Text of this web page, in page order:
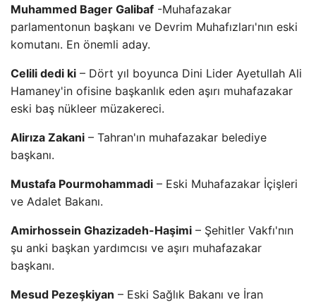
Muhammed Bager Galibaf -Muhafazakar
parlamentonun başkanı ve Devrim Muhafızları'nın eski
komutanı. En önemli aday.
Celili dedi ki – Dört yıl boyunca Dini Lider Ayetullah Ali
Hamaney'in ofisine başkanlık eden aşırı muhafazakar
eski baş nükleer müzakereci.
Alirıza Zakani – Tahran'ın muhafazakar belediye
başkanı.
Mustafa Pourmohammadi – Eski Muhafazakar İçişleri
ve Adalet Bakanı.
Amirhossein Ghazizadeh-Haşimi – Şehitler Vakfı'nın
şu anki başkan yardımcısı ve aşırı muhafazakar
başkanı.
Mesud Pezeşkiyan – Eski Sağlık Bakanı ve İran